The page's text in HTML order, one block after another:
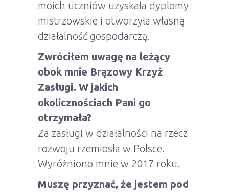
moich uczniów uzyskała dyplomy
mistrzowskie i otworzyła własną
działalność gospodarczą.
Zwróciłem uwagę na leżący
obok mnie Brązowy Krzyż
Zasługi. W jakich
okolicznościach Pani go
otrzymała?
Za zasługi w działalności na rzecz
rozwoju rzemiosła w Polsce.
Wyróżniono mnie w 2017 roku.
Muszę przyznać, że jestem pod